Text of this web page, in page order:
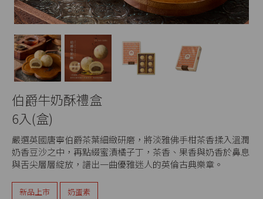
伯爵牛奶酥禮盒
6入(盒)
嚴選英國唐寧伯爵茶葉細緻研磨，將淡雅佛手柑茶香揉入溫潤
奶香豆沙之中，再點綴蜜漬橘子丁，茶香、果香與奶香於鼻息
與舌尖層層綻放，譜出一曲優雅迷人的英倫古典樂章。
新品上市 奶蛋素